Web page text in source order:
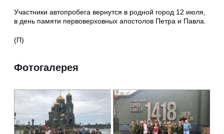
Участники автопробега вернутся в родной город 12 июля,
в день памяти первоверховных апостолов Петра и Павла.
(П)
Фотогалерея